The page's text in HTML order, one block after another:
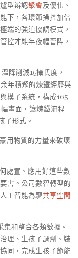
型辨認聚會及優化、
下，各環節操控加倍
端的強迫協調模式，
控才能年夜幅晉陞，
降削減15攝氏度，
年積聚的煉鐵經歷與
模子系統，構成165
畫面，讓煉鐵流程
子形式。
用物質的力量來破壞
處置、應用好這些數
害。公司數智轉型的
工智能為驅共享空間
集和整合各類數據。
理、生孩子調劑、裝
同，完成生孩子節能